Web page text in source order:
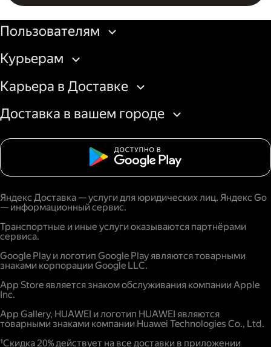
Бизнесу
Пользователям
Курьерам
Карьера в Доставке
Доставка в вашем городе
Яндекс Доставка — услуги для юридических лиц. Яндекс Go
— информационный сервис.
Транспортные и иные услуги оказываются партнёрами
сервиса.
Google Play и логотип Google Play являются товарными
знаками корпорации Google LLC.
App Store является знаком обслуживания компании Apple
Inc.
App Gallery, HUAWEI и логотип HUAWEI являются
товарными знаками компании Huawei Technologies Co., Ltd.
¹Скидка 20% действует на все доставки в приложении